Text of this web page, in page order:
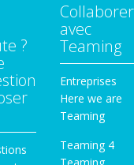
?
Collaborer
avec
Teaming
Entreprises
Here we are
Teaming
Teaming 4